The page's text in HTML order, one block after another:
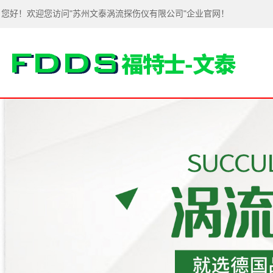
您好！欢迎您访问"苏州文泰涡流探伤仪有限公司"企业官网！